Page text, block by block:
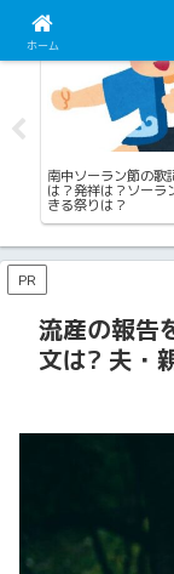
四季の言葉（夏）
新盆の挨拶！訪問・
近所への挨拶例まと
つき
PR
流産の報告
文は? 夫・
ホーム